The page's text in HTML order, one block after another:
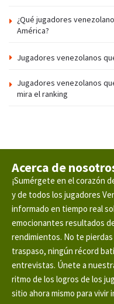
¿Qué jugadores
América?
Jugadores venezolanos
Jugadores venezolanos
mira el ranking
Acerca de
¡Sumérgete en el corazón
y de todos los jugadores
informado en tiempo real
emocionantes resultados
rendimientos. No te
traspaso, ningún récord
entrevistas. Únete a
ritmo de los logros de los
sitio ahora mismo para